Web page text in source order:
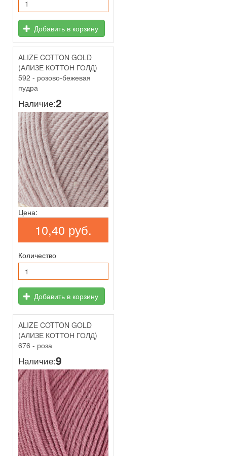
Добавить в корзину
ALIZE COTTON GOLD
(АЛИЗЕ КОТТОН ГОЛД)
592 - розово-бежевая
пудра
Наличие:2
Цена:
10,40 руб.
Количество
Добавить в корзину
ALIZE COTTON GOLD
(АЛИЗЕ КОТТОН ГОЛД)
676 - роза
Наличие:9